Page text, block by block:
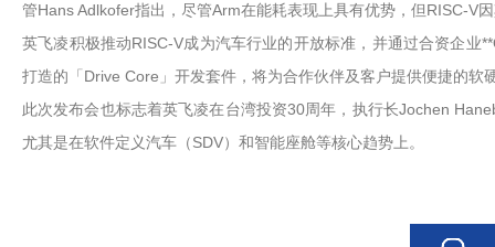
管Hans Adlkofer指出，尽管Arm在能耗表现上具有优势，但RISC-V
英飞凌积极推动RISC-V成为汽车行业的开放标准，并通过合资企
打造的「Drive Core」开发套件，将为合作伙伴及客户提供便捷的软
此次发布会也标志着英飞凌在台湾投资30周年，执行长Jochen
尤其是在软件定义汽车（SDV）和智能座舱等核心趋势上。